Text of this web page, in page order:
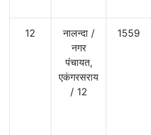
12 नालन्दा/
नगर
पंचायत,
एकंगरसराय
/ 12
1559